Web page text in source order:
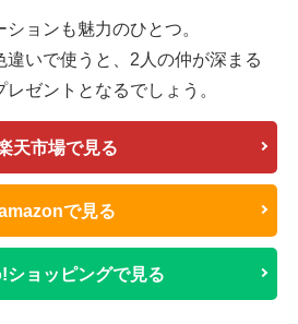
ョンも魅力のひとつ。
違いで使うと、2人の仲が深まる
ゼントとなるでしょう。
天市場で見る
で見る
ショッピングで見る